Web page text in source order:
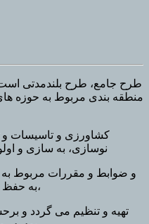
طرح جامع، طرح بلندمدتی
منطقه بندی مربوط به حوزه
کشاورزی و تاسیسات و
نوسازی، به سازی و
و ضوابط و مقررات مربوط به
به حفظ بنا و نماهای تاریخی و مناظر طبیعی،
تهیه و تنظیم می گردد و